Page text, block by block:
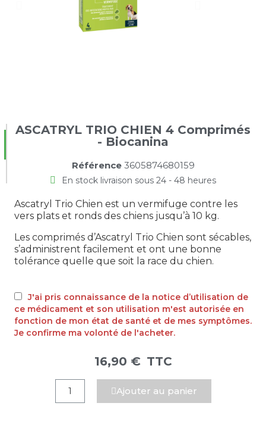
ASCATRYL TRIO CHIEN 4 Comprimés
- Biocanina
Référence 3605874680159
En stock livraison sous 24 - 48 heures
Ascatryl Trio Chien est un vermifuge contre les
vers plats et ronds des chiens jusqu’à 10 kg.
Les comprimés d’Ascatryl Trio Chien sont sécables,
s’administrent facilement et ont une bonne
tolérance quelle que soit la race du chien.
J'ai pris connaissance de la notice d’utilisation de
ce médicament et son utilisation m'est autorisée en
fonction de mon état de santé et de mes symptômes.
Je confirme ma volonté de l'acheter.
16,90 € TTC
Ajouter au panier